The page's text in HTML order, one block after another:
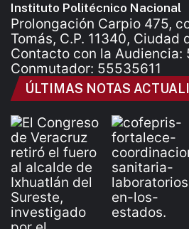
Instituto Politécnico Nacional
Prolongación Carpio 475,
Tomás, C.P. 11340, Ciudad
Contacto con la Audiencia:
Conmutador: 55535611
ÚLTIMAS NOTAS